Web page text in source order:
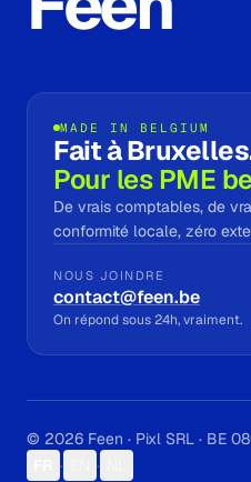
MADE IN BELGIUM
Fait à
Pour les PME
De vrais comptables, de
conformité locale, zéro
NOUS JOINDRE
contact@feen.be
On répond sous 24h, vraiment.
© 2026 Feen · Pixl SRL · BE
· ·